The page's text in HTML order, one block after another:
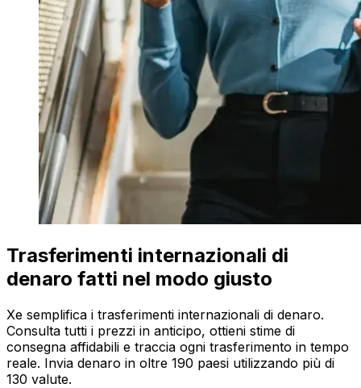
Trasferimenti internazionali di
denaro fatti nel modo giusto
Xe semplifica i trasferimenti internazionali di denaro.
Consulta tutti i prezzi in anticipo, ottieni stime di
consegna affidabili e traccia ogni trasferimento in tempo
reale. Invia denaro in oltre 190 paesi utilizzando più di
130 valute.